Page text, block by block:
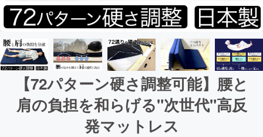
【72パターン硬さ調整可能】腰と
肩の負担を和らげる"次世代"高反
発マットレス